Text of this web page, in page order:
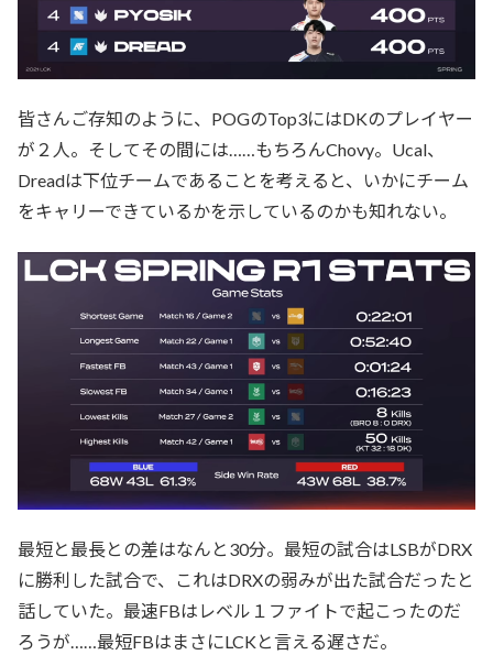
皆さんご存知のように、POGのTop3にはDKのプレイヤー
が２人。そしてその間には……もちろんChovy。Ucal、
Dreadは下位チームであることを考えると、いかにチーム
をキャリーできているかを示しているのかも知れない。
最短と最長との差はなんと30分。最短の試合はLSBがDRX
に勝利した試合で、これはDRXの弱みが出た試合だったと
話していた。最速FBはレベル１ファイトで起こったのだ
ろうが……最短FBはまさにLCKと言える遅さだ。